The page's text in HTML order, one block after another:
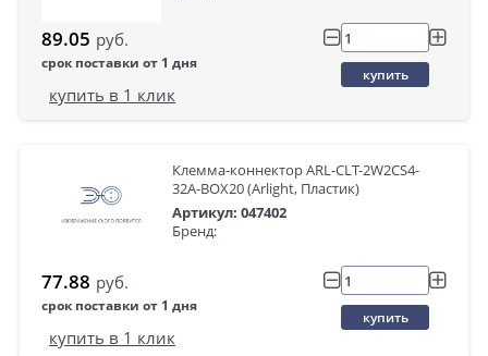
89.05 руб.
срок поставки от 1 дня
купить
купить в 1 клик
Клемма-коннектор ARL-CLT-2W2CS4-
32A-BOX20 (Arlight, Пластик)
Артикул: 047402
Бренд:
77.88 руб.
срок поставки от 1 дня
купить
купить в 1 клик